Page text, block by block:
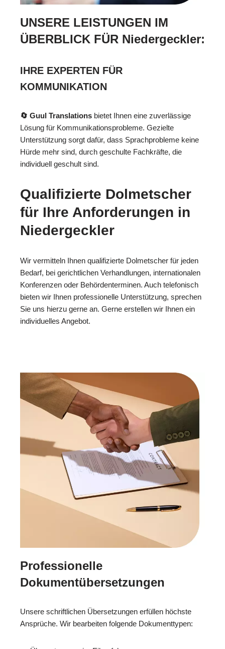
UNSERE LEISTUNGEN IM
ÜBERBLICK FÜR Niedergeckler:
IHRE EXPERTEN FÜR
KOMMUNIKATION
🔄 Guul Translations bietet Ihnen eine zuverlässige
Lösung für Kommunikationsprobleme. Gezielte
Unterstützung sorgt dafür, dass Sprachprobleme keine
Hürde mehr sind, durch geschulte Fachkräfte, die
individuell geschult sind.
Qualifizierte Dolmetscher
für Ihre Anforderungen in
Niedergeckler
Wir vermitteln Ihnen qualifizierte Dolmetscher für jeden
Bedarf, bei gerichtlichen Verhandlungen, internationalen
Konferenzen oder Behördenterminen. Auch telefonisch
bieten wir Ihnen professionelle Unterstützung, sprechen
Sie uns hierzu gerne an. Gerne erstellen wir Ihnen ein
individuelles Angebot.
Professionelle
Dokumentübersetzungen
Unsere schriftlichen Übersetzungen erfüllen höchste
Ansprüche. Wir bearbeiten folgende Dokumenttypen: